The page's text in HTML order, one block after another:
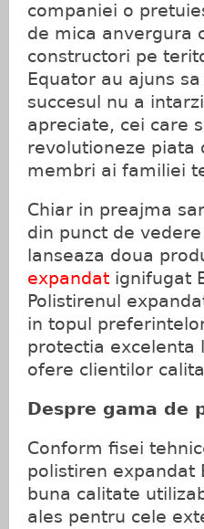
companiei o
de mica anvergura
constructori pe
Equator au ajuns
succesul nu a
apreciate, cei care
revolutioneze piata
membri ai familiei
Chiar in preajma
din punct de
lanseaza doua
expandat ignifugat
Polistirenul
in topul
protectia excelenta
ofere clientilor
Despre gama de
Conform fisei
polistiren expandat
buna calitate
ales pentru cele